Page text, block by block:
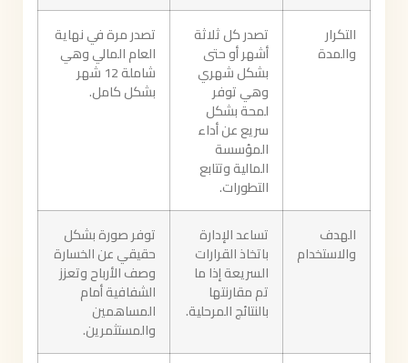
التكرار
والمدة
تصدر كل ثلاثة
أشهر أو حتى
بشكل شهري
وهي توفر
لمحة بشكل
سريع عن أداء
المؤسسة
المالية وتتابع
التطورات.
تصدر مرة في نهاية
العام المالي وهي
شاملة 12 شهر
بشكل كامل.
الهدف
والاستخدام
تساعد الإدارة
باتخاذ القرارات
السريعة إذا ما
تم مقارنتها
بالنتائج المرحلية.
توفر صورة بشكل
حقيقي عن الخسارة
وصف الأرباح وتعزز
الشفافية أمام
المساهمين
والمستثمرين.